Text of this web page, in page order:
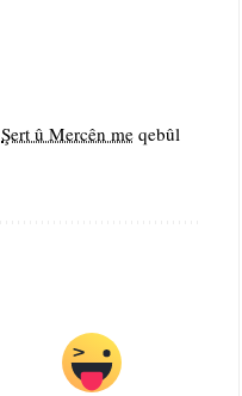
Şert û Mercên me qebûl